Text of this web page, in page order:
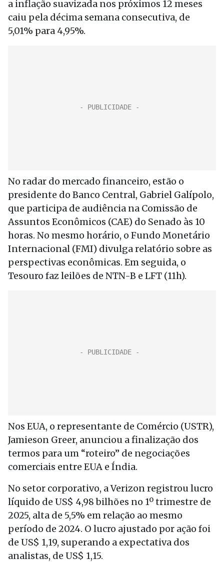
a inflação suavizada nos próximos 12 meses
caiu pela décima semana consecutiva, de
5,01% para 4,95%.
No radar do mercado financeiro, estão o
presidente do Banco Central, Gabriel Galípolo,
que participa de audiência na Comissão de
Assuntos Econômicos (CAE) do Senado às 10
horas. No mesmo horário, o Fundo Monetário
Internacional (FMI) divulga relatório sobre as
perspectivas econômicas. Em seguida, o
Tesouro faz leilões de NTN-B e LFT (11h).
Nos EUA, o representante de Comércio (USTR),
Jamieson Greer, anunciou a finalização dos
termos para um “roteiro” de negociações
comerciais entre EUA e Índia.
No setor corporativo, a Verizon registrou lucro
líquido de US$ 4,98 bilhões no 1º trimestre de
2025, alta de 5,5% em relação ao mesmo
período de 2024. O lucro ajustado por ação foi
de US$ 1,19, superando a expectativa dos
analistas, de US$ 1,15.